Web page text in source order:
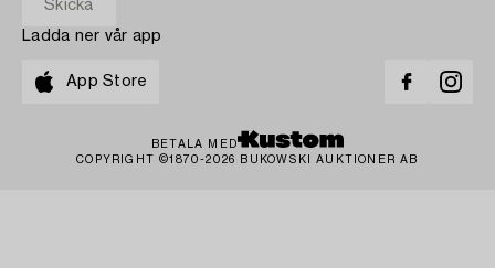
Ladda ner vår app
App Store
BETALA MED
COPYRIGHT ©1870-2026 BUKOWSKI AUKTIONER AB